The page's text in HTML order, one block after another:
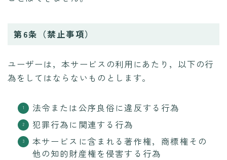
第6条（禁止事項）
ユーザーは，本サービスの利用にあたり，以下の行
為をしてはならないものとします。
法令または公序良俗に違反する行為
犯罪行為に関連する行為
本サービスに含まれる著作権，商標権その
他の知的財産権を侵害する行為